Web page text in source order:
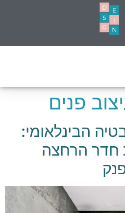
פנים
הבינלאומי:
חדר הרחצה